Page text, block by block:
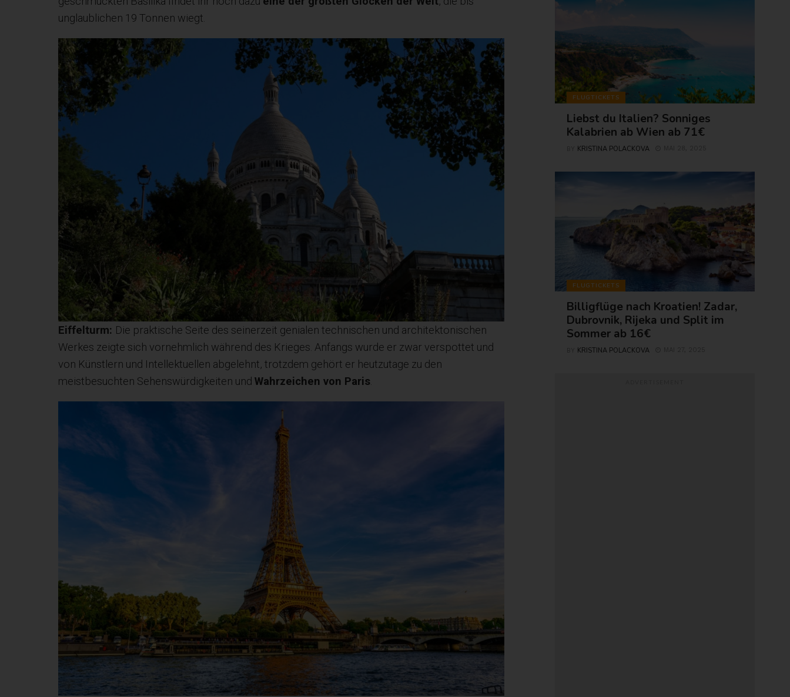
unglaublichen 19 Tonnen wiegt.
Eiffelturm: Die praktische Seite des seinerzeit genialen technischen und architektonischen
Werkes zeigte sich vornehmlich während des Krieges. Anfangs wurde er zwar verspottet und
von Künstlern und Intellektuellen abgelehnt, trotzdem gehört er heutzutage zu den
meistbesuchten Sehenswürdigkeiten undWahrzeichen von Paris
FLUGTICKETS
Liebst du Italien? Sonniges
Kalabrien ab Wien ab 71€
KRISTINA POLACKOVA
FLUGTICKETS
Billigflüge nach Kroatien! Zadar,
Dubrovnik, Rijeka und Split im
Sommer ab 16€
KRISTINA POLACKOVA